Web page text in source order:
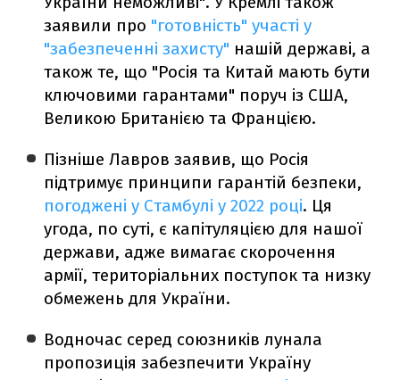
заявили про "готовність" участі у
"забезпеченні захисту" нашій державі, а
також те, що "Росія та Китай мають бути
ключовими гарантами" поруч із США,
Великою Британією та Францією.
Пізніше Лавров заявив, що Росія
підтримує принципи гарантій безпеки,
погоджені у Стамбулі у 2022 році. Ця
угода, по суті, є капітуляцією для нашої
держави, адже вимагає скорочення
армії, територіальних поступок та низку
обмежень для України.
Водночас серед союзників лунала
пропозиція забезпечити Україну